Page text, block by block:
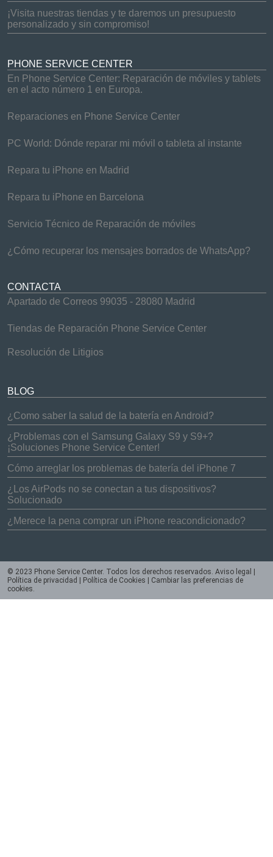
¡Visita nuestras tiendas y te daremos un presupuesto
personalizado y sin compromiso!
PHONE SERVICE CENTER
En Phone Service Center: Reparación de móviles y tablets
en el acto número 1 en Europa.
Reparaciones en Phone Service Center
PC World: Dónde reparar mi móvil o tableta al instante
Repara tu iPhone en Madrid
Repara tu iPhone en Barcelona
Servicio Técnico de Reparación de móviles
¿Cómo recuperar los mensajes borrados de WhatsApp?
CONTACTA
Apartado de Correos 99035 - 28080 Madrid
Tiendas de Reparación Phone Service Center
Resolución de Litigios
BLOG
¿Como saber la salud de la batería en Android?
¿Problemas con el Samsung Galaxy S9 y S9+?
¡Soluciones Phone Service Center!
Cómo arreglar los problemas de batería del iPhone 7
¿Los AirPods no se conectan a tus dispositivos?
Solucionado
¿Merece la pena comprar un iPhone reacondicionado?
© 2023 Phone Service Center. Todos los derechos reservados. Aviso legal
Política de privacidad
Política de Cookies
Cambiar las preferencias de
cookies.